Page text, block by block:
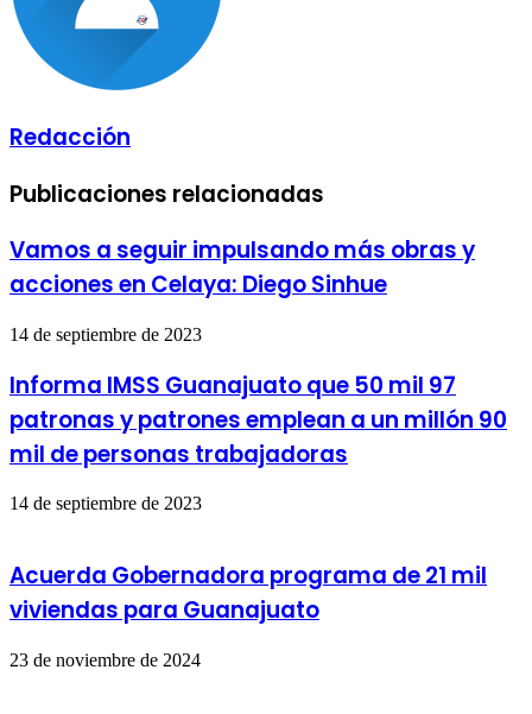
Redacción
Publicaciones relacionadas
Vamos a seguir impulsando más obras y
acciones en Celaya: Diego Sinhue
14 de septiembre de 2023
Informa IMSS Guanajuato que 50 mil 97
patronas y patrones emplean a un millón 90
mil de personas trabajadoras
14 de septiembre de 2023
Acuerda Gobernadora programa de 21 mil
viviendas para Guanajuato
23 de noviembre de 2024